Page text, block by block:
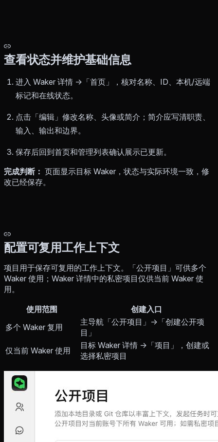
查看状态并维护基础信息
进入 Waker 详情 →「首页」，核对名称、ID、本机/远端
标记和在线状态。
点击「编辑」修改名称、头像或简介；简介应写清职责、
输入、输出和边界。
保存后回到首页和管理列表确认展示已更新。
完成判断： 页面显示目标 Waker，状态与实际环境一致，修
改已经保存。
配置可复用工作上下文
项目用于保存可复用的工作上下文。「公开项目」可供多个
Waker 使用；Waker 详情中的私密项目仅供当前 Waker 使
用。
使用范围
创建入口
多个 Waker 复用
主导航「公开项目」→「创建公开项
目」
仅当前 Waker 使用
目标 Waker 详情 →「项目」，创建或
选择私密项目